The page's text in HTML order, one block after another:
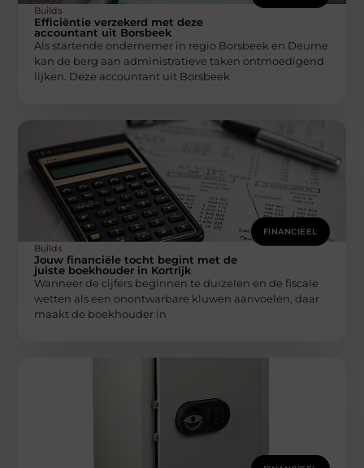
Builds
Efficiëntie verzekerd met deze
accountant uit Borsbeek
Als startende ondernemer in regio Borsbeek en Deurne
kan de berg aan administratieve taken ontmoedigend
lijken. Deze accountant uit Borsbeek
FINANCIEEL
Builds
Jouw financiële tocht begint met de
juiste boekhouder in Kortrijk
Wanneer de cijfers beginnen te duizelen en de fiscale
wetten als een onontwarbare kluwen aanvoelen, daar
maakt de boekhouder in